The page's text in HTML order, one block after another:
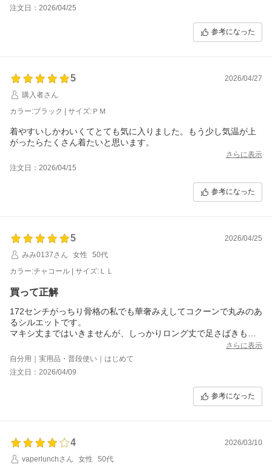
注文日：2026/04/25
参考になった
5
2026/04/27
購入者さん
カラー:ブラック | サイズ:ＰＭ
着やすいしかわいくてとても気に入りました。もう少し気温が上
がったらたくさん着たいと思います。
さらに表示
注文日：2026/04/15
参考になった
5
2026/04/25
みみ0137さん
女性
50代
カラー:チャコール | サイズ:ＬＬ
買って正解
172センチがっちり骨格の私でも華奢みえしてコクーンで丸みのあ
るシルエットです。
マキシ丈まではいきませんが、しっかりロング丈で足さばきもよ
さらに表示
自分用｜実用品・普段使い｜はじめて
注文日：2026/04/09
参考になった
4
2026/03/10
vaperlunchさん
女性
50代